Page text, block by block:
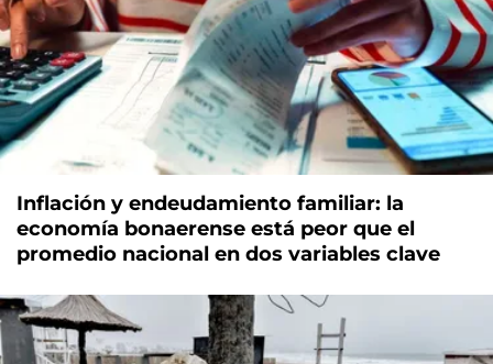
Inflación y endeudamiento familiar: la
economía bonaerense está peor que el
promedio nacional en dos variables clave